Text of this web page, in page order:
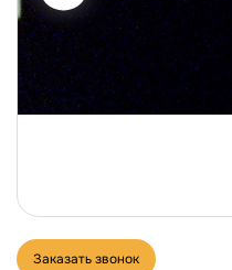
Заказать звонок